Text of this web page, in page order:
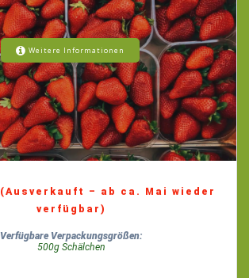
Weitere Informationen
(Ausverkauft – ab ca. Mai wieder
verfügbar)
Verfügbare Verpackungsgrößen:
500g Schälchen